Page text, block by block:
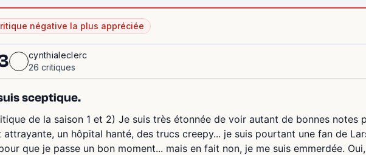
négative la plus appréciée
cynthialeclerc
26 critiques
sceptique.
de la saison 1 et 2) Je suis très étonnée de voir autant de bonnes notes
attrayante, un hôpital hanté, des trucs creepy... je suis pourtant une fan de
que je passe un bon moment... mais en fait non, je me suis emmerdée.